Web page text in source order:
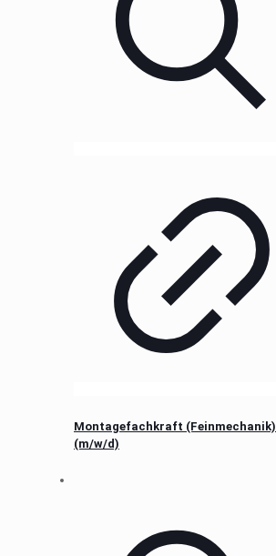
Montagefachkraft (Feinmechanik)
(m/w/d)